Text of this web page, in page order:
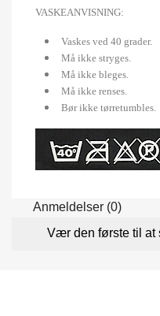
VASKEANVISNING:
Vaskes ved 40 grader.
Må ikke stryges.
Må ikke bleges.
Må ikke renses.
Bør ikke tørretumbles.
Anmeldelser (0)
Vær den første til at